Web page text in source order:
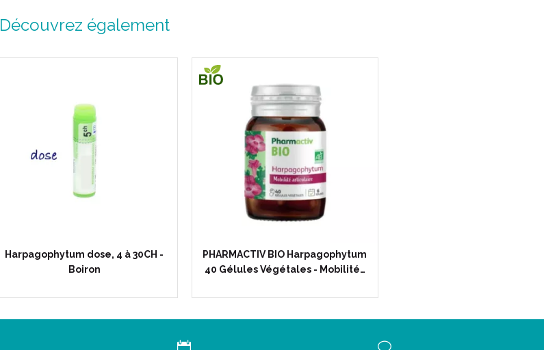
12CH Vert d' eau
HARPAGOPHYTUM Tube Granules est un médicament homéopathique.
PROPRIÉTÉS:
HARPAGOPHYTUM est un médicament homéopathique habituellement utilisé en
gynécologie, en rhumatologie, en gastro-entérologie et dans les troubles du
En rhumatologie : en cas de polyarthrite rhumatoïde, de rhumatisme en général, de
tendinite, de lombalgie, d’arthrose, d'affections rhumatismales et arthritiques
chroniques, de douleurs articulaires, de douleur générale dans le cou et des
En gastro-entérologie : comme antispasmodique pour les douleurs intestinales
Découvrez également
Harpagophytum dose, 4 à 30CH -
Boiron
PHARMACTIV BIO Harpagophytum
40 Gélules Végétales - Mobilité…